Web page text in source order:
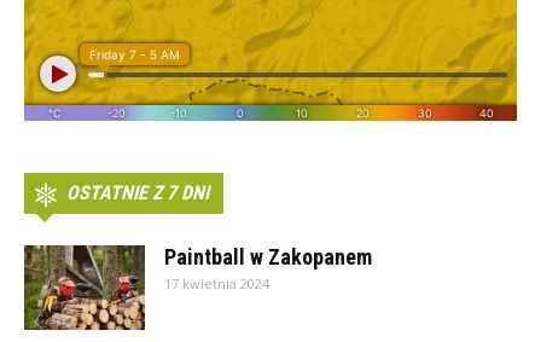
OSTATNIE Z 7 DNI
Paintball w Zakopanem
17 kwietnia 2024